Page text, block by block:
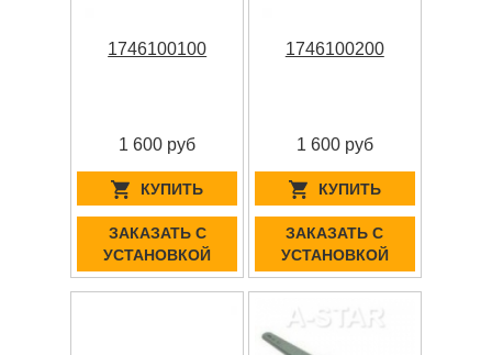
1746100100
1 600 руб
КУПИТЬ
ЗАКАЗАТЬ С
УСТАНОВКОЙ
1746100200
1 600 руб
КУПИТЬ
ЗАКАЗАТЬ С
УСТАНОВКОЙ